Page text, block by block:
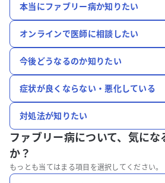
本当にファブリー病か知りたい
オンラインで医師に相談したい
今後どうなるのか知りたい
症状が良くならない・悪化している
対処法が知りたい
ファブリー病について、 気にな
か？
もっとも当てはまる項目を選択してください。